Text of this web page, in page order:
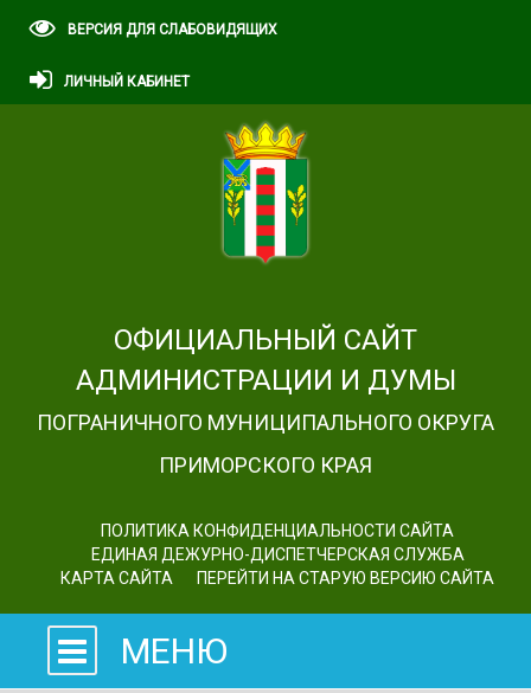
ВЕРСИЯ ДЛЯ СЛАБОВИДЯЩИХ
ЛИЧНЫЙ КАБИНЕТ
ОФИЦИАЛЬНЫЙ САЙТ
АДМИНИСТРАЦИИ И ДУМЫ
ПОГРАНИЧНОГО МУНИЦИПАЛЬНОГО ОКРУГА
ПРИМОРСКОГО КРАЯ
ПОЛИТИКА КОНФИДЕНЦИАЛЬНОСТИ САЙТА
ЕДИНАЯ ДЕЖУРНО-ДИСПЕТЧЕРСКАЯ СЛУЖБА
КАРТА САЙТА
ПЕРЕЙТИ НА СТАРУЮ ВЕРСИЮ САЙТА
МЕНЮ